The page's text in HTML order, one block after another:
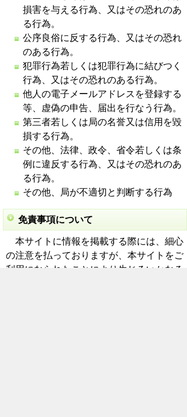
損害を与える行為、又はその恐れのあ
る行為。
公序良俗に反する行為、又はその恐れ
のある行為。
犯罪行為若しくは犯罪行為に結びつく
行為、又はその恐れのある行為。
他人の電子メールアドレスを登録する
等、虚偽の申告、届出を行なう行為。
第三者若しくは局の名誉又は信用を毀
損する行為。
その他、法律、政令、省令若しくは条
例に違反する行為、又はその恐れのあ
る行為。
その他、局が不適切と判断する行為
免責事項について
本サイトに情報を掲載する際には、細心
の注意を払っておりますが、本サイトをご
利用になられたことにより生じるいかなる